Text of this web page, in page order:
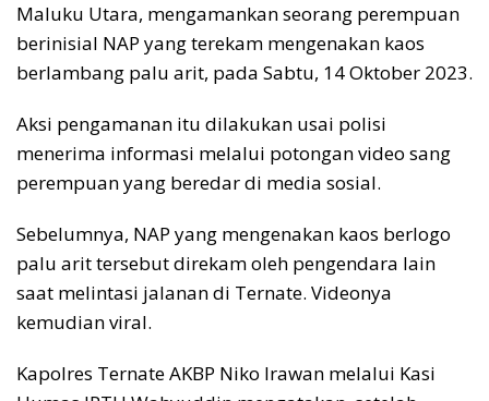
Maluku Utara, mengamankan seorang perempuan
berinisial NAP yang terekam mengenakan kaos
berlambang palu arit, pada Sabtu, 14 Oktober 2023.
Aksi pengamanan itu dilakukan usai polisi
menerima informasi melalui potongan video sang
perempuan yang beredar di media sosial.
Sebelumnya, NAP yang mengenakan kaos berlogo
palu arit tersebut direkam oleh pengendara lain
saat melintasi jalanan di Ternate. Videonya
kemudian viral.
Kapolres Ternate AKBP Niko Irawan melalui Kasi